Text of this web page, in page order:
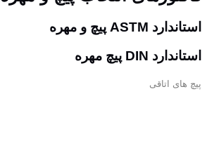
استاندارد ASTM پیچ و مهره
استاندارد DIN پیچ مهره
پیچ های اتاقی